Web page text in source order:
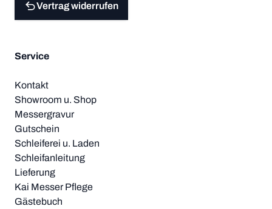
Vertrag widerrufen
Service
Kontakt
Showroom u. Shop
Messergravur
Gutschein
Schleiferei u. Laden
Schleifanleitung
Lieferung
Kai Messer Pflege
Gästebuch